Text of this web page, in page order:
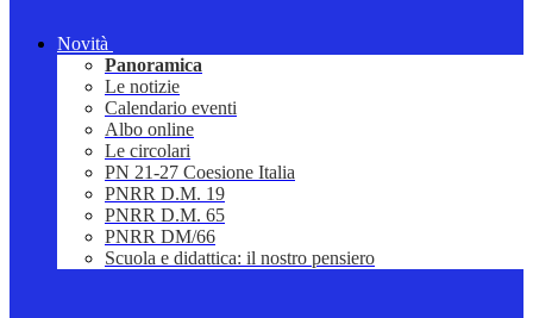
Novità
Panoramica
Le notizie
Calendario eventi
Albo online
Le circolari
PN 21-27 Coesione Italia
PNRR D.M. 19
PNRR D.M. 65
PNRR DM/66
Scuola e didattica: il nostro pensiero